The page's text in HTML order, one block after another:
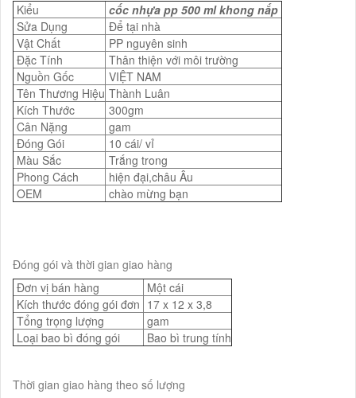
Kiểu
cốc nhựa pp 500 ml khong nắp
Sửa Dụng
Để tại nhà
Vật Chất
PP nguyên sinh
Đặc Tính
Thân thiện với môi trường
Nguồn Gốc
VIỆT NAM
Tên Thương Hiệu Thành Luân
Kích Thước
300gm
Cân Nặng
gam
Đóng Gói
10 cái/ vỉ
Màu Sắc
Trắng trong
Phong Cách
hiện đại,châu Âu
OEM
chào mừng bạn
Đóng gói và thời gian giao hàng
Đơn vị bán hàng
Một cái
Kích thước đóng gói đơn 17 x 12 x 3,8
Tổng trọng lượng
gam
Loại bao bì đóng gói
Bao bì trung tính
Thời gian giao hàng theo số lượng